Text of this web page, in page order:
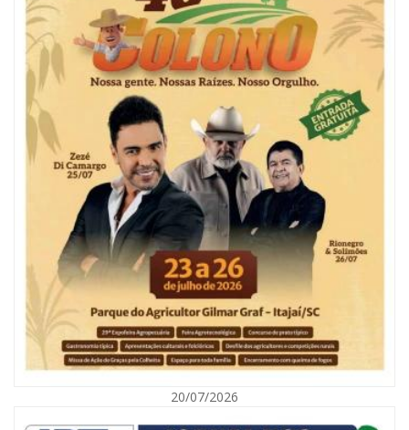
06/08/2026 | 10:04
Ação oferece testes rápidos para HIV, sífilis e hepatites nesta quinta (6) e
sexta-feira (7)
GERAL
20/07/2026